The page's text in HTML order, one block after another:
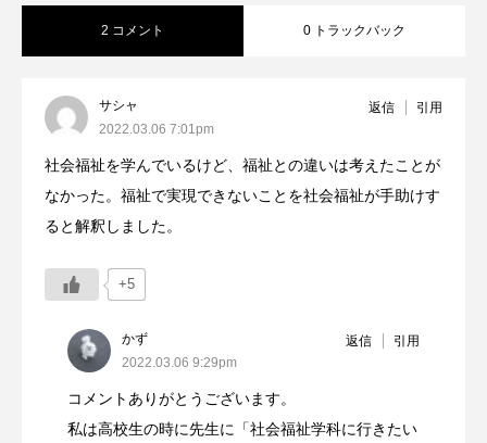
顔を！（インタビュー）
れなカフェ
2 コメント 0 トラックバック
サシャ
2022.03.06 7:01pm
返信 引用
社会福祉を学んでいるけど、福祉との違いは考えたことが
なかった。福祉で実現できないことを社会福祉が手助けす
ると解釈しました。
+5
かず
2022.03.06 9:29pm
返信 引用
コメントありがとうございます。
私は高校生の時に先生に「社会福祉学科に行きたい